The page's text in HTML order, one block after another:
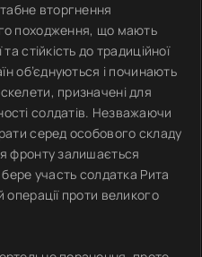
вторгнення
походження, що мають
стійкість до традиційної
об’єднуються і починають
призначені для
солдатів. Незважаючи
серед особового складу
фронту залишається
участь солдатка Рита
операції проти великого